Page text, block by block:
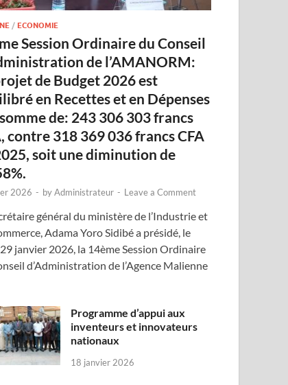
/ECONOMIE
Session Ordinaire du Conseil
de l’AMANORM:
de Budget 2026 est
en Recettes et en Dépenses
de: 243 306 303 francs
contre 318 369 036 francs CFA
soit une diminution de
2026 - byAdministrateur - Leave a Comment
général du ministère de l’Industrie et
Adama Yoro Sidibé a présidé, le
janvier 2026, la 14ème Session Ordinaire
d’Administration de l’Agence Malienne
Programme d’appui aux
inventeurs et innovateurs
nationaux
18 janvier 2026